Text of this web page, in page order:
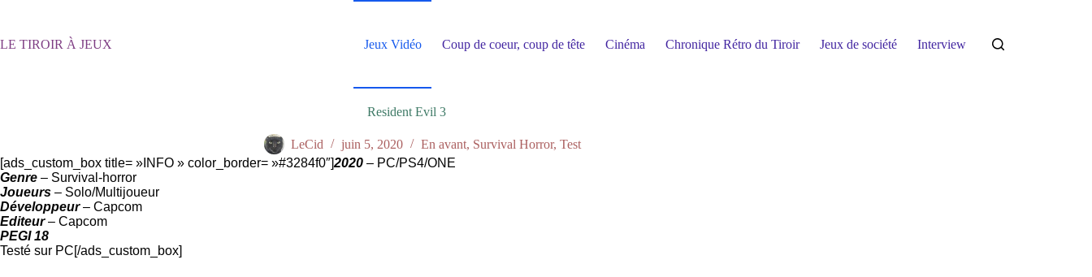
LE TIROIR À JEUX Jeux Vidéo Coup de coeur, coup de tête Cinéma Chronique Rétro du Tiroir Jeux de société Interview
Resident Evil 3
LeCid juin 5, 2020 En avant, Survival Horror, Test
[ads_custom_box title= »INFO » color_border= »#3284f0″]2020 – PC/PS4/ONE
Genre – Survival-horror
Joueurs – Solo/Multijoueur
Développeur– Capcom
Editeur– Capcom
PEGI 18
Testé sur PC[/ads_custom_box]